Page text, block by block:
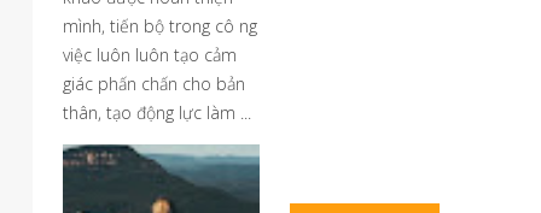
mình, tiến bộ trong cô ng
việc luôn luôn tạo cảm
giác phấn chấn cho bản
thân, tạo động lực làm ...